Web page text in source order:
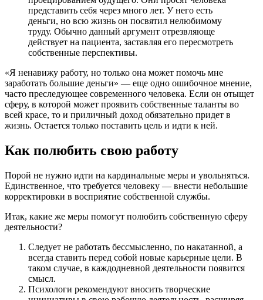
представить себя через много лет. У него есть
деньги, но всю жизнь он посвятил нелюбимому
труду. Обычно данный аргумент отрезвляюще
действует на пациента, заставляя его пересмотреть
собственные перспективы.
«Я ненавижу работу, но только она может помочь мне
заработать большие деньги» — еще одно ошибочное мнение,
часто преследующее современного человека. Если он отыщет
сферу, в которой может проявить собственные таланты во
всей красе, то и приличный доход обязательно придет в
жизнь. Остается только поставить цель и идти к ней.
Как полюбить свою работу
Порой не нужно идти на кардинальные меры и увольняться.
Единственное, что требуется человеку — внести небольшие
корректировки в восприятие собственной службы.
Итак, какие же меры помогут полюбить собственную сферу
деятельности?
Следует не работать бессмысленно, по накатанной, а
всегда ставить перед собой новые карьерные цели. В
таком случае, в каждодневной деятельности появится
смысл.
Психологи рекомендуют вносить творческие